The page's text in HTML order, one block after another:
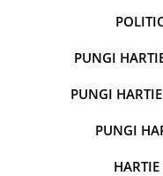
PUNGI
PUNGI
PUNGI